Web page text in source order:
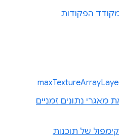
הפקודות
מאגרי נתונים זמניים
של תוכנות